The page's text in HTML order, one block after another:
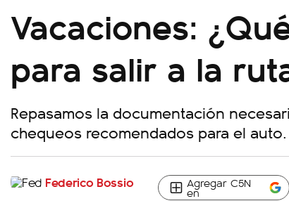
Vacaciones:
para salir a la
Repasamos la documentación
chequeos recomendados para el auto.
Federico Bossio Agregar C5N
en